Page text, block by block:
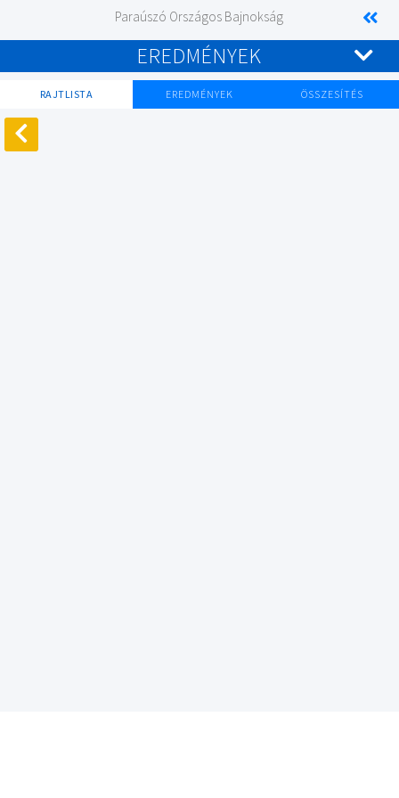
Paraúszó Országos Bajnokság
EREDMÉNYEK
RAJTLISTA EREDMÉNYEK ÖSSZESÍTÉS